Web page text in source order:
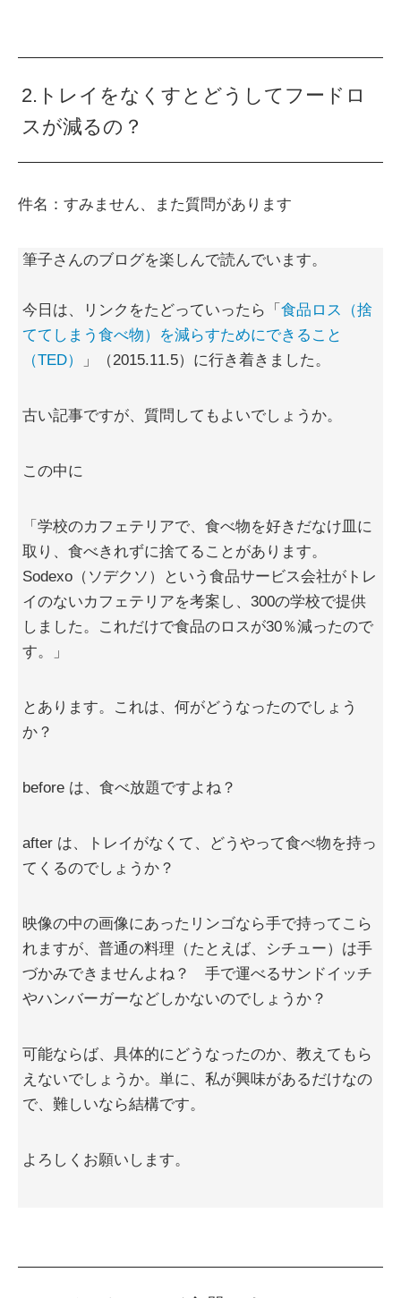
2.トレイをなくすとどうしてフードロ
スが減るの？
件名：すみません、また質問があります
筆子さんのブログを楽しんで読んでいます。
今日は、リンクをたどっていったら「 食品ロス（捨
ててしまう食べ物）を減らすためにできること
（TED）
」（2015.11.5）に行き着きました。
古い記事ですが、質問してもよいでしょうか。
この中に
「学校のカフェテリアで、食べ物を好きだなけ皿に
取り、食べきれずに捨てることがあります。
Sodexo（ソデクソ）という食品サービス会社がトレ
イのないカフェテリアを考案し、300の学校で提供
しました。これだけで食品のロスが30％減ったので
す。」
とあります。これは、何がどうなったのでしょう
か？
before は、食べ放題ですよね？
after は、トレイがなくて、どうやって食べ物を持っ
てくるのでしょうか？
映像の中の画像にあったリンゴなら手で持ってこら
れますが、普通の料理（たとえば、シチュー）は手
づかみできませんよね？ 手で運べるサンドイッチ
やハンバーガーなどしかないのでしょうか？
可能ならば、具体的にどうなったのか、教えてもら
えないでしょうか。単に、私が興味があるだけなの
で、難しいなら結構です。
よろしくお願いします。